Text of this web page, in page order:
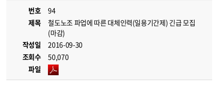
번호
94
제목
철도노조 파업에 따른 대체인력(일용기간제) 긴급 모집
(마감)
작성일
2016-09-30
조회수
50,070
파일